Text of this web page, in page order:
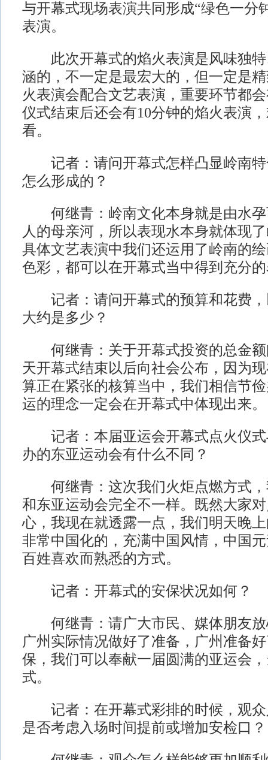
与开幕式现场表演共同形成“绿色一分
表演。
此次开幕式的焰火表演是风味独特
涵的，不一定是最宏大的，但一定是
火表演会配合文艺表演，重要环节都
仪式结束后还会有10分钟的焰火表演
看。
记者：请问开幕式怎样凸显岭南特
怎么形成的？
何继青：岭南文化本身就是由水孕
人的母亲河，所以表现水本身就体现
具体文艺表演中我们还运用了岭南的
色彩，都可以在开幕式当中得到充分
记者：请问开幕式的预算和花费，
大约是多少？
何继青：关于开幕式投资的总金额
天开幕式结束以后向社会公布，因为
算正在紧张的核算当中，我们相信节
运的理念一定会在开幕式中体现出来。
记者：本届亚运会开幕式点火仪式
办的东亚运动会有什么不同？
何继青：这次我们火炬点燃方式，
和东亚运动会完全不一样。既然大家
心，我现在就透露一点，我们明天晚
非常中国化的，充满中国风情，中国
百姓喜欢而熟悉的方式。
记者：开幕式的安保状况如何？
何继青：请广大市民、媒体朋友放
广州实际情况做好了准备，广州准备
保，我们可以奉献一届圆满的亚运会
式。
记者：在开幕式彩排的时候，观众
是否考虑入场时间提前或增加安检口？